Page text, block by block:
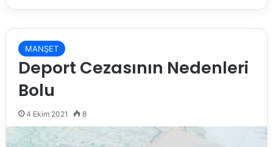
MANŞET
Deport Cezasının Nedenleri
Bolu
4 Ekim 2021 8